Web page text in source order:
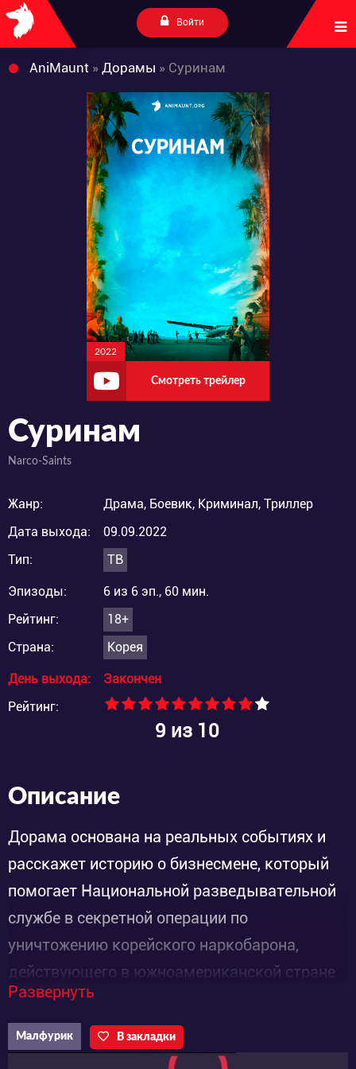
Войти
AniMaunt » Дорамы » Суринам
2022
Смотреть трейлер
Суринам
Narco-Saints
Жанр:
Драма, Боевик, Криминал, Триллер
Дата выхода:
09.09.2022
Тип:
ТВ
Эпизоды:
6 из 6 эп., 60 мин.
Рейтинг:
18+
Страна:
Корея
День выхода:
Закончен
Рейтинг:
9 из 10
Описание
Дорама основана на реальных событиях и
расскажет историю о бизнесмене, который
помогает Национальной разведывательной
службе в секретной операции по
уничтожению корейского наркобарона,
действующего в южноамериканской стране
Суринам.
Кан Ин Гу (Ха Чон У) - кореец, который
Развернуть
Малфурик В закладки